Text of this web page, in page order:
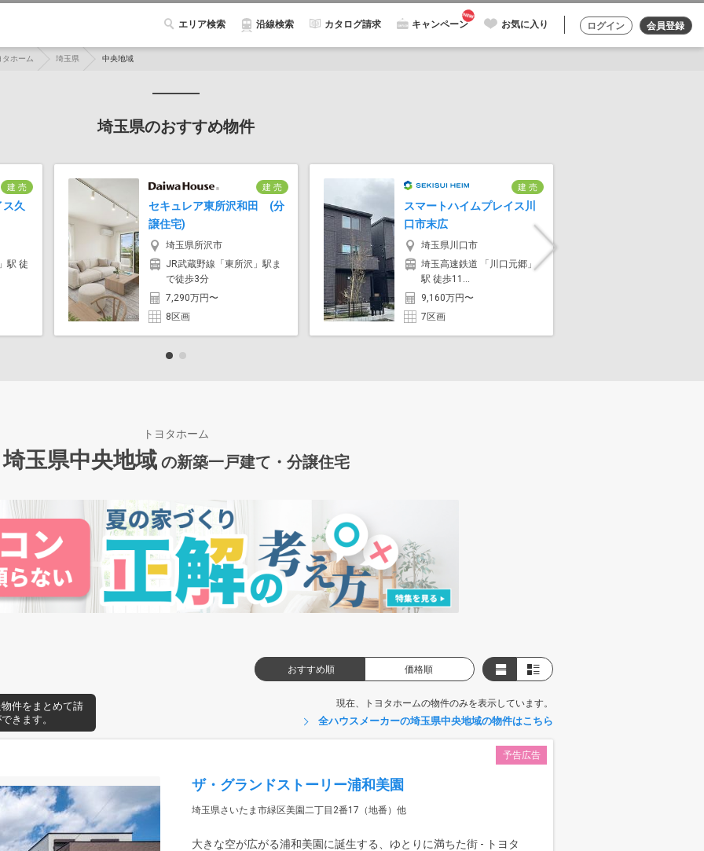
エリア検索 沿線検索 カタログ請求 キャンペーン お気に入り ログイン 会員登録
タホーム 埼玉県 中央地域
埼玉県のおすすめ物件
建 売
久
駅 徒
建 売
セキュレア東所沢和田 (分
譲住宅)
埼玉県所沢市
JR武蔵野線「東所沢」駅ま
で徒歩3分
7,290万円〜
8区画
建 売
スマートハイムプレイス川
口市末広
埼玉県川口市
埼玉高速鉄道 「川口元郷」
駅 徒歩11...
9,160万円〜
7区画
トヨタホーム
埼玉県中央地域 の新築一戸建て・分譲住宅
おすすめ順 価格順
件をまとめて請
きます。
現在、トヨタホームの物件のみを表示しています。
全ハウスメーカーの埼玉県中央地域の物件はこちら
予告広告
ザ・グランドストーリー浦和美園
埼玉県さいたま市緑区美園二丁目2番17（地番）他
大きな空が広がる浦和美園に誕生する、ゆとりに満ちた街 - トヨタ